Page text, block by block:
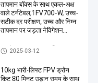
तापमान बॉक्स के साथ एकल-अक्ष
वाले टर्नटेबल,1FV700-W, उच्च-
सटीक दर परीक्षण, उच्च और निम्न
तापमान पर जड़ता नेविगेशन
प्रणालियों के परीक्षण के लिए
उपयोग किया जाता है।
कक्ष के साथ एकल अक्ष टर्नटेबल
2025-03-12
10kg भारी-लिफ्ट FPV ड्रोन
किट 80 मिनट उड़ान समय के साथ